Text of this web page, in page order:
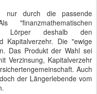
nur durch die passende
"finanzmathematischen
Lörper deshalb den
Kapitalverzehr. Die "ewige
Das Produkt der Wahl sei
Verzinsung, Kapitalverzehr
Auch
der Längerlebende vom